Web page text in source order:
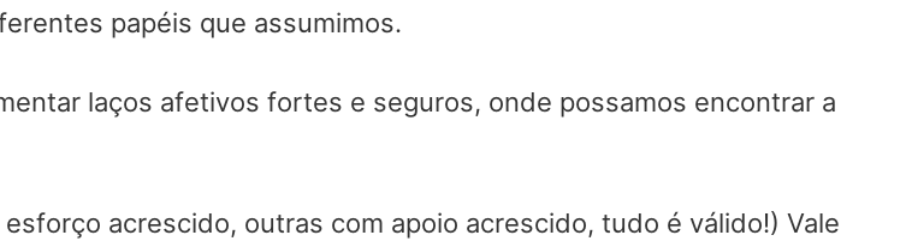
papéis que assumimos.
laços afetivos fortes e seguros, onde possamos encontrar a
acrescido, outras com apoio acrescido, tudo é válido!) Vale